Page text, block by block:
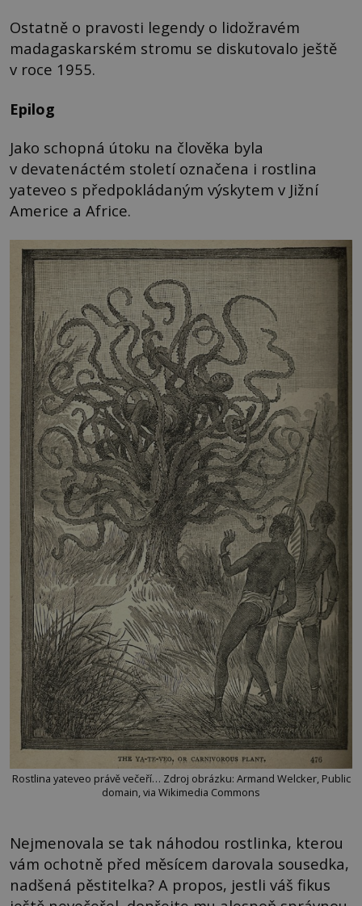
Ostatně o pravosti legendy o lidožravém
madagaskarském stromu se diskutovalo ještě
v roce 1955.
Epilog
Jako schopná útoku na člověka byla
v devatenáctém století označena i rostlina
yateveo s předpokládaným výskytem v Jižní
Americe a Africe.
Rostlina yateveo právě večeří… Zdroj obrázku: Armand Welcker, Public
domain, via Wikimedia Commons
Nejmenovala se tak náhodou rostlinka, kterou
vám ochotně před měsícem darovala sousedka,
nadšená pěstitelka? A propos, jestli váš fikus